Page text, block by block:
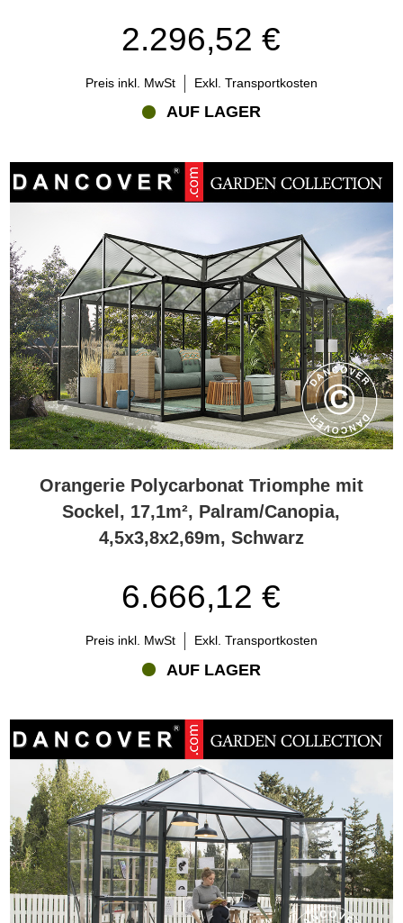
2.296,52 €
Preis inkl. MwSt Exkl. Transportkosten
AUF LAGER
Orangerie Polycarbonat Triomphe mit
Sockel, 17,1m², Palram/Canopia,
4,5x3,8x2,69m, Schwarz
6.666,12 €
Preis inkl. MwSt Exkl. Transportkosten
AUF LAGER